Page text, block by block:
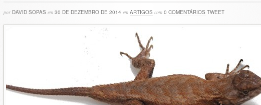
por DAVID SOPAS em 30 DE DEZEMBRO DE 2014 em ARTIGOS com 0 COMENTÁRIOS TWEET